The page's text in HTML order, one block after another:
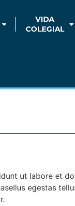
VIDA
COLEGIAL
ut labore et
egestas